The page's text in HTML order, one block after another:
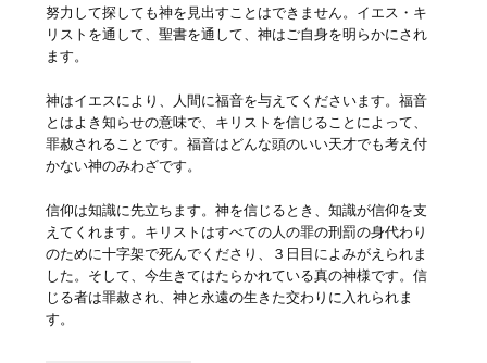
努力して探しても神を見出すことはできません。イエス・キ
リストを通して、聖書を通して、神はご自身を明らかにされ
ます。
神はイエスにより、人間に福音を与えてくださいます。福音
とはよき知らせの意味で、キリストを信じることによって、
罪赦されることです。福音はどんな頭のいい天才でも考え付
かない神のみわざです。
信仰は知識に先立ちます。神を信じるとき、知識が信仰を支
えてくれます。キリストはすべての人の罪の刑罰の身代わり
のために十字架で死んでくださり、３日目によみがえられま
した。そして、今生きてはたらかれている真の神様です。信
じる者は罪赦され、神と永遠の生きた交わりに入れられま
す。